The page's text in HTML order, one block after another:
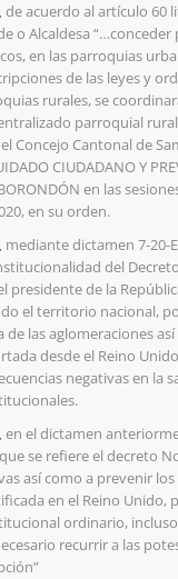
de acuerdo al artículo 60
o Alcaldesa
en las parroquias
de las leyes y
rurales, se
parroquial
Concejo Cantonal de
CIUDADANO Y
en las
en su orden.
mediante dictamen 7-20-
del
presidente de la
el territorio nacional,
de las aglomeraciones
desde el Reino
negativas en la
en el dictamen
se refiere el decreto
así como a prevenir
en el Reino Unido,
ordinario,
recurrir a las